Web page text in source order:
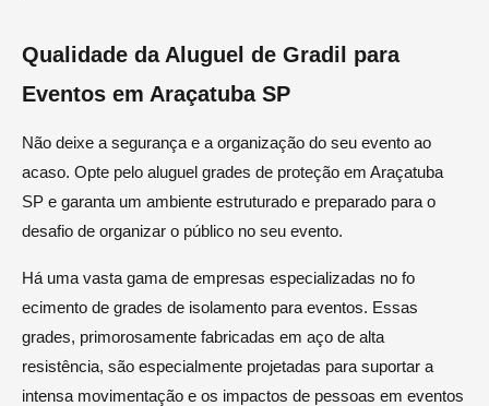
Qualidade da Aluguel de Gradil para
Eventos em Araçatuba SP
Não deixe a segurança e a organização do seu evento ao
acaso. Opte pelo aluguel grades de proteção em Araçatuba
SP e garanta um ambiente estruturado e preparado para o
desafio de organizar o público no seu evento.
Há uma vasta gama de empresas especializadas no fo
ecimento de grades de isolamento para eventos. Essas
grades, primorosamente fabricadas em aço de alta
resistência, são especialmente projetadas para suportar a
intensa movimentação e os impactos de pessoas em eventos